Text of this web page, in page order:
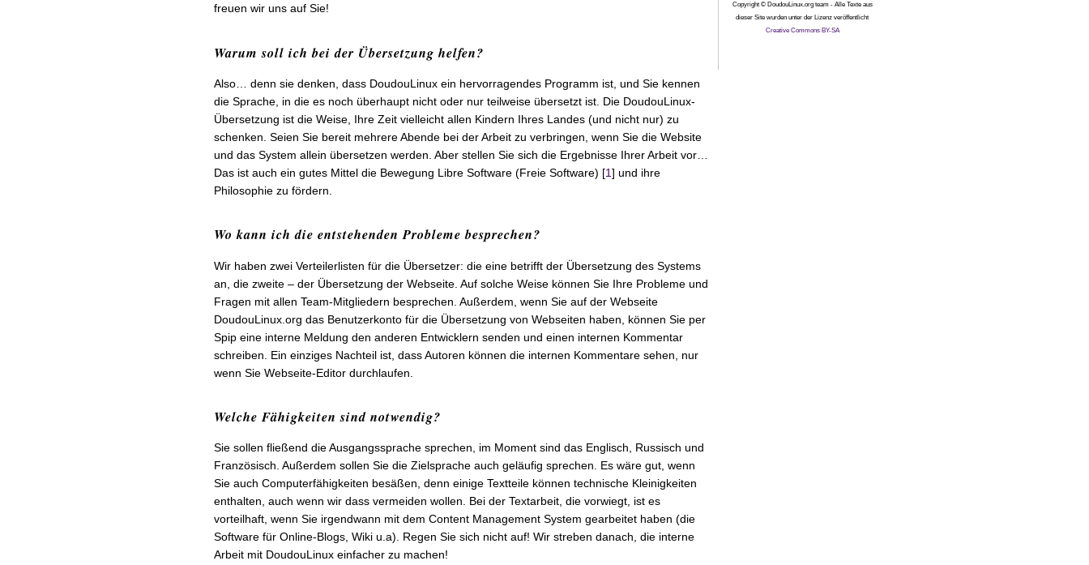
freuen wir uns auf Sie!
Warum soll ich bei der Übersetzung helfen?
Also… denn sie denken, dass DoudouLinux ein hervorragendes Programm ist, und Sie kennen
die Sprache, in die es noch überhaupt nicht oder nur teilweise übersetzt ist. Die DoudouLinux-
Übersetzung ist die Weise, Ihre Zeit vielleicht allen Kindern Ihres Landes (und nicht nur) zu
schenken. Seien Sie bereit mehrere Abende bei der Arbeit zu verbringen, wenn Sie die Website
und das System allein übersetzen werden. Aber stellen Sie sich die Ergebnisse Ihrer Arbeit vor…
Das ist auch ein gutes Mittel die Bewegung Libre Software (Freie Software) [1] und ihre
Philosophie zu fördern.
Wo kann ich die entstehenden Probleme besprechen?
Wir haben zwei Verteilerlisten für die Übersetzer: die eine betrifft der Übersetzung des Systems
an, die zweite – der Übersetzung der Webseite. Auf solche Weise können Sie Ihre Probleme und
Fragen mit allen Team-Mitgliedern besprechen. Außerdem, wenn Sie auf der Webseite
DoudouLinux.org das Benutzerkonto für die Übersetzung von Webseiten haben, können Sie per
Spip eine interne Meldung den anderen Entwicklern senden und einen internen Kommentar
schreiben. Ein einziges Nachteil ist, dass Autoren können die internen Kommentare sehen, nur
wenn Sie Webseite-Editor durchlaufen.
Welche Fähigkeiten sind notwendig?
Sie sollen fließend die Ausgangssprache sprechen, im Moment sind das Englisch, Russisch und
Französisch. Außerdem sollen Sie die Zielsprache auch geläufig sprechen. Es wäre gut, wenn
Sie auch Computerfähigkeiten besäßen, denn einige Textteile können technische Kleinigkeiten
enthalten, auch wenn wir dass vermeiden wollen. Bei der Textarbeit, die vorwiegt, ist es
vorteilhaft, wenn Sie irgendwann mit dem Content Management System gearbeitet haben (die
Software für Online-Blogs, Wiki u.a). Regen Sie sich nicht auf! Wir streben danach, die interne
Arbeit mit DoudouLinux einfacher zu machen!
Copyright © DoudouLinux.org team - Alle Texte aus
dieser Site wurden unter der Lizenz veröffentlicht
Creative Commons BY-SA